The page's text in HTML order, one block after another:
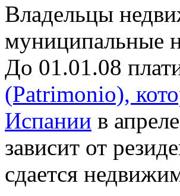
Владельцы
муниципальные
До 01.01.08
(Patrimonio),
Испании в
зависит от
сдается